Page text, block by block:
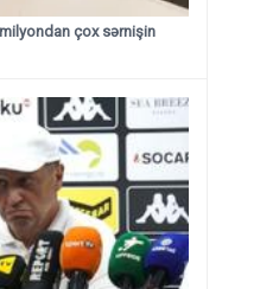
çox sərnişin